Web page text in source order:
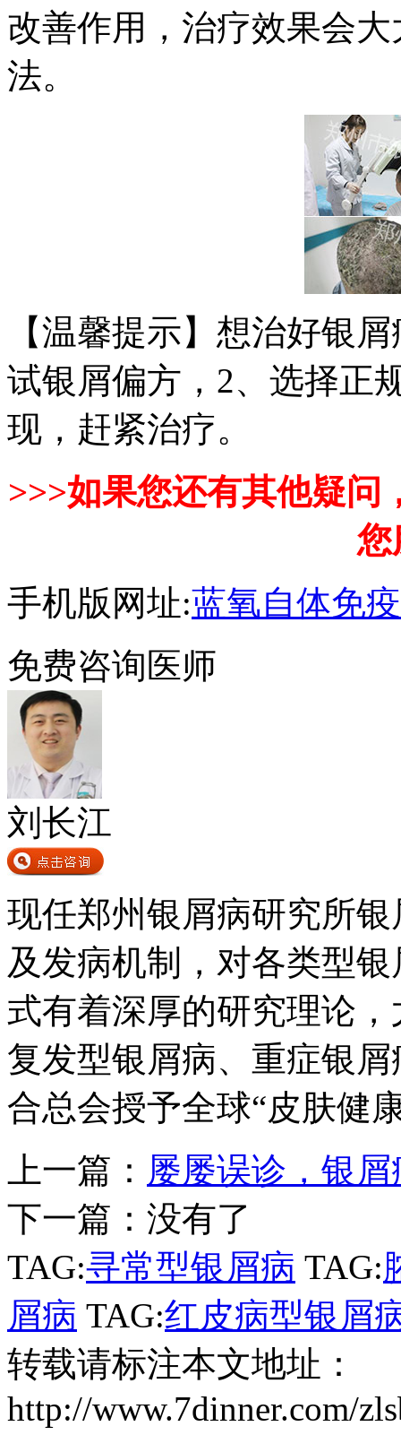
改善作用，治疗效果会
法。
【温馨提示】想治好银
试银屑偏方，2、选择正
现，赶紧治疗。
>>>如果您还有其他疑问
您
手机版网址:蓝氧自体免
免费咨询医师
刘长江
现任郑州银屑病研究所
及发病机制，对各类型
式有着深厚的研究理论
复发型银屑病、重症银
合总会授予全球“皮肤健
上一篇： 屡屡误诊，银
下一篇：没有了
TAG:寻常型银屑病 TAG:
屑病 TAG:红皮病型银屑
转载请标注本文地址：
http://www.7dinner.com/